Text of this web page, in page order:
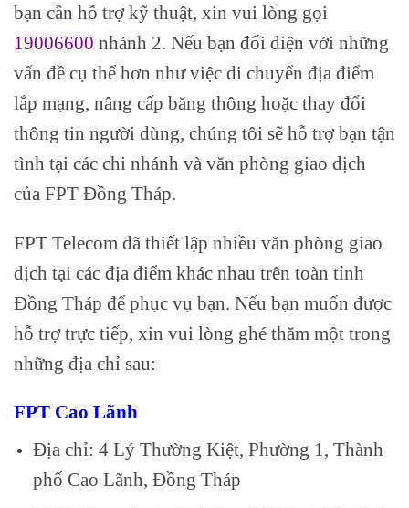
bạn cần hỗ trợ kỹ thuật, xin vui lòng gọi
19006600 nhánh 2. Nếu bạn đối diện với những
vấn đề cụ thể hơn như việc di chuyển địa điểm
lắp mạng, nâng cấp băng thông hoặc thay đổi
thông tin người dùng, chúng tôi sẽ hỗ trợ bạn tận
tình tại các chi nhánh và văn phòng giao dịch
của FPT Đồng Tháp.
FPT Telecom đã thiết lập nhiều văn phòng giao
dịch tại các địa điểm khác nhau trên toàn tỉnh
Đồng Tháp để phục vụ bạn. Nếu bạn muốn được
hỗ trợ trực tiếp, xin vui lòng ghé thăm một trong
những địa chỉ sau:
FPT Cao Lãnh
Địa chỉ: 4 Lý Thường Kiệt, Phường 1, Thành
phố Cao Lãnh, Đồng Tháp